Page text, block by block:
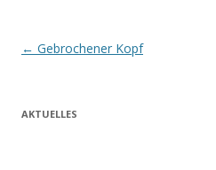
Beitrags-
← Gebrochener Kopf
AKTUELLES